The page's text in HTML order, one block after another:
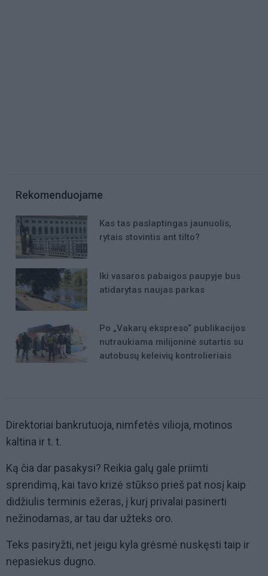
Rekomenduojame
Kas tas paslaptingas jaunuolis,
rytais stovintis ant tilto?
Iki vasaros pabaigos paupyje bus
atidarytas naujas parkas
Po „Vakarų ekspreso“ publikacijos
nutraukiama milijoninė sutartis su
autobusų keleivių kontrolieriais
Direktoriai bankrutuoja, nimfetės vilioja, motinos
kaltina ir t. t.
Ką čia dar pasakysi? Reikia galų gale priimti
sprendimą, kai tavo krizė stūkso prieš pat nosį kaip
didžiulis terminis ežeras, į kurį privalai pasinerti
nežinodamas, ar tau dar užteks oro.
Teks pasiryžti, net jeigu kyla grėsmė nuskęsti taip ir
nepasiekus dugno.